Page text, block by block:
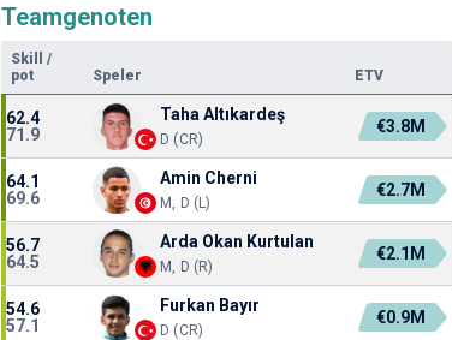
Teamgenoten
Skill
/
pot
Speler ETV
62.4
71.9
Taha Altıkardeş
D (CR)
€3.8M
64.1
69.6
Amin Cherni
M, D (L)
€2.7M
56.7
64.5
Arda Okan Kurtulan
M, D (R)
€2.1M
54.6
57.1
Furkan Bayır
D (CR)
€0.9M